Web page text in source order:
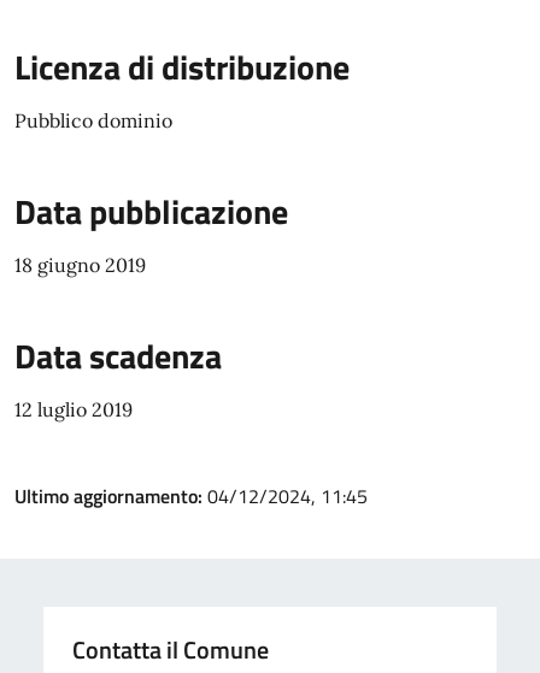
Licenza di distribuzione
Pubblico dominio
Data pubblicazione
18 giugno 2019
Data scadenza
12 luglio 2019
Ultimo aggiornamento: 04/12/2024, 11:45
Contatta il Comune